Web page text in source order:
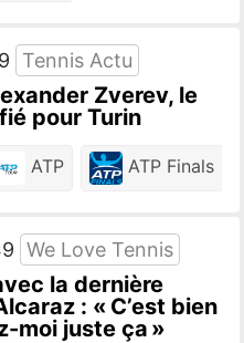
Tennis Actu
Zverev, le
pour Turin
ATP ATP Finals
We Love Tennis
la dernière
: « C’est bien
moi juste ça »